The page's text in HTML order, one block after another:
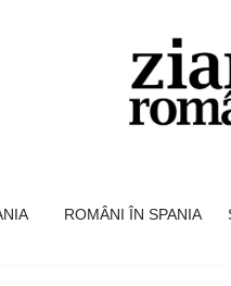
ROMÂNI ÎN SPANIA